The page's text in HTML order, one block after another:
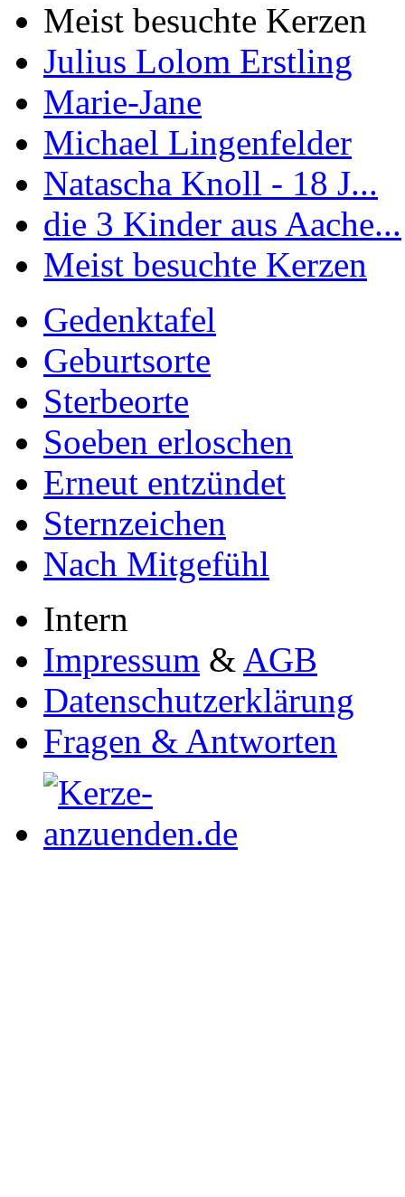
Meist besuchte Kerzen
Julius Lolom Erstling
Marie-Jane
Michael Lingenfelder
Natascha Knoll - 18 J...
die 3 Kinder aus Aache...
Meist besuchte Kerzen
Gedenktafel
Geburtsorte
Sterbeorte
Soeben erloschen
Erneut entzündet
Sternzeichen
Nach Mitgefühl
Intern
Impressum & AGB
Datenschutzerklärung
Fragen & Antworten